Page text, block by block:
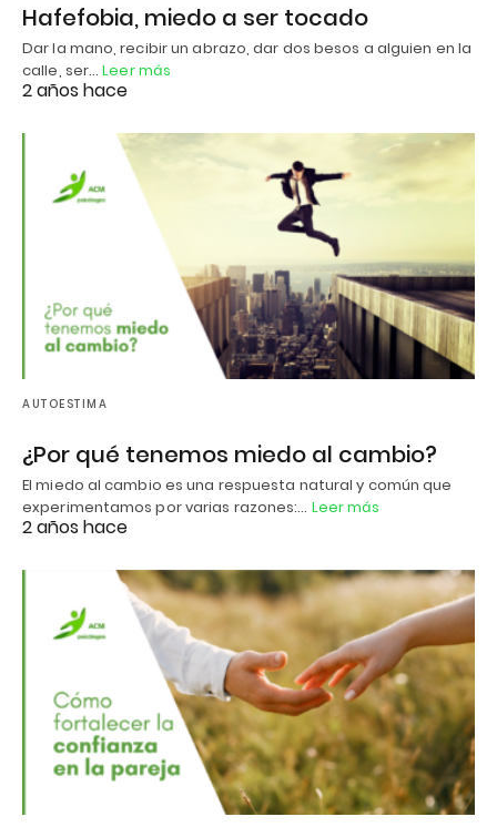
Hafefobia, miedo a ser tocado
Dar la mano, recibir un abrazo, dar dos besos a alguien en la
calle, ser…Leer más
2 años hace
AUTOESTIMA
¿Por qué tenemos miedo al cambio?
El miedo al cambio es una respuesta natural y común que
experimentamos por varias razones:… Leer más
2 años hace